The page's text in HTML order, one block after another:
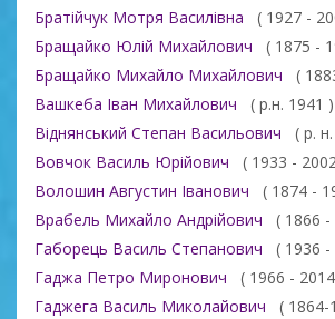
Братійчук Мотря Василівна ( 1927 -
Бращайко Юлій Михайлович ( 1875 -
Бращайко Михайло Михайлович (
Вашкеба Іван Михайлович ( р.н. 1941 )
Віднянський Степан Васильович ( р.
Вовчок Василь Юрійович ( 1933 -
Волошин Августин Іванович ( 1874 -
Врабель Михайло Андрійович ( 1866 -
Габорець Василь Степанович ( 1936 -
Гаджа Петро Миронович ( 1966 -
Гаджега Василь Миколайович ( 1864-